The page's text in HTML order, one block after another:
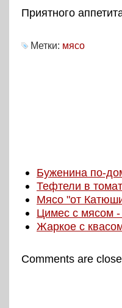
Приятного
Метки: мясо
Буженина по-
Тефтели в
Мясо "от
Цимес с мясом -
Жаркое с
Comments are